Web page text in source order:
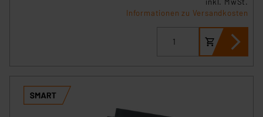
Informationen zu Versandkosten